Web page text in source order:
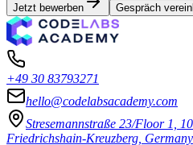
Jetzt bewerben Gespräch
+49 30 83793271
hello@codelabsacademy.com
Stresemannstraße 23/Floor 1,
Friedrichshain-Kreuzberg, Germany